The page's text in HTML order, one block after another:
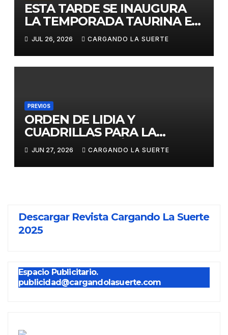
ESTA TARDE SE INAUGURA
LA TEMPORADA TAURINA EN
LA CAPITAL, CON LA FINAL
DEL CERTAMEN JOSÉ RUIZ
«CALATRAVEÑO»
JUL 26, 2026 CARGANDO LA SUERTE
PREVIOS
ORDEN DE LIDIA Y
CUADRILLAS PARA LA
CORRIDA DEL DÍA DE LA
PROVINCIA EN
MIGUELTURRA
JUN 27, 2026 CARGANDO LA SUERTE
Descargar Revista Cargando La Suerte
2025
Espacio Publicitario.
publicidad@cargandolasuerte.com